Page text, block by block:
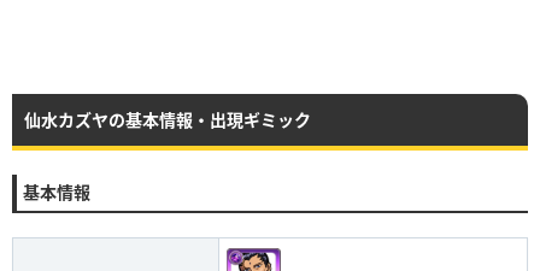
仙水カズヤの基本情報・出現ギミック
基本情報